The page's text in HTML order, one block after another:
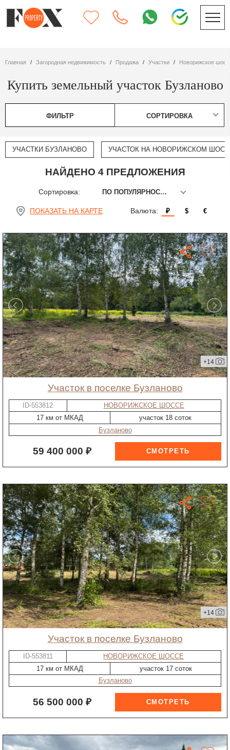
Главная Загородная недвижимость Продажа участки Новорижское
Купить земельный участок Бузланово
ФИЛЬТР СОРТИРОВКА
УЧАСТКИ БУЗЛАНОВО УЧАСТОК НА НОВОРИЖСКОМ
НАЙДЕНО 4 ПРЕДЛОЖЕНИЯ
Сортировка: ПО ПОПУЛЯРНОСТИ
ПОКАЗАТЬ НА КАРТЕ Валюта: ₽ $ €
+14
участок в поселке Бузланово
ID-553812
НОВОРИЖСКОЕ ШОССЕ
17 км от МКАД
участок 18 соток
Бузланово
59 400 000 ₽
+14
участок в поселке Бузланово
ID-553811
НОВОРИЖСКОЕ ШОССЕ
17 км от МКАД
участок 17 соток
Бузланово
56 500 000 ₽